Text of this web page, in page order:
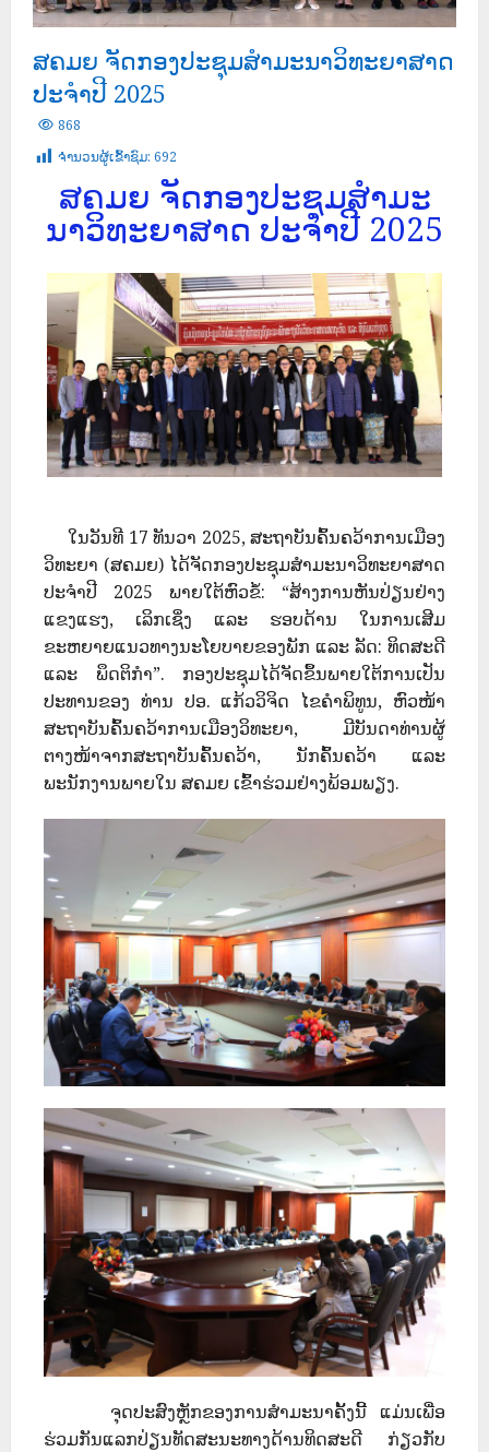
ສຄມຍ ຈັດກອງປະຊຸມສຳມະນາວິທະຍາສາດ
ປະຈຳປີ 2025
868
ຈໍານວນຜູ້ເຂົ້າຊົມ: 692
ສຄມຍ ຈັດກອງປະຊຸມສຳມະ
ນາວິທະຍາສາດ ປະຈຳປີ 2025
ໃນວັນທີ 17 ທັນວາ 2025, ສະຖາບັນຄົ້ນຄວ້າການເມືອງ
ວິທະຍາ (ສຄມຍ) ໄດ້ຈັດກອງປະຊຸມສຳມະນາວິທະຍາສາດ
ປະຈຳປີ 2025 ພາຍໃຕ້ຫົວຂໍ້: “ສ້າງການຫັນປ່ຽນຢ່າງ
ແຂງແຮງ, ເລິກເຊິ່ງ ແລະ ຮອບດ້ານ ໃນການເສີມ
ຂະຫຍາຍແນວທາງນະໂຍບາຍຂອງພັກ ແລະ ລັດ: ທິດສະດີ
ແລະ ພຶດຕິກຳ”. ກອງປະຊຸມໄດ້ຈັດຂຶ້ນພາຍໃຕ້ການເປັນ
ປະທານຂອງ ທ່ານ ປອ. ແກ້ວວິຈິດ ໄຂຄຳພິທູນ, ຫົວໜ້າ
ສະຖາບັນຄົ້ນຄວ້າການເມືອງວິທະຍາ, ມີບັນດາທ່ານຜູ້
ຕາງໜ້າຈາກສະຖາບັນຄົ້ນຄວ້າ, ນັກຄົ້ນຄວ້າ ແລະ
ພະນັກງານພາຍໃນ ສຄມຍ ເຂົ້າຮ່ວມຢ່າງພ້ອມພຽງ.
ຈຸດປະສົງຫຼັກຂອງການສຳມະນາຄັ້ງນີ້ ແມ່ນເພື່ອ
ຮ່ວມກັນແລກປ່ຽນທັດສະນະທາງດ້ານທິດສະດີ ກ່ຽວກັບ